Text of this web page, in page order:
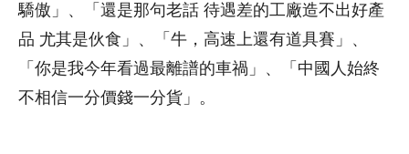
驕傲」、「還是那句老話 待遇差的工廠造不出好產
品 尤其是伙食」、「牛，高速上還有道具賽」、
「你是我今年看過最離譜的車禍」、「中國人始終
不相信一分價錢一分貨」。